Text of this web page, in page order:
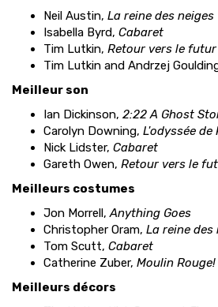
Neil Austin, La reine des neiges
Isabella Byrd, Cabaret
Tim Lutkin, Retour vers le futur
Tim Lutkin and Andrzej
Meilleur son
Ian Dickinson, 2:22 A Ghost
Carolyn Downing, L'odyssée de
Nick Lidster, Cabaret
Gareth Owen, Retour vers le
Meilleurs costumes
Jon Morrell,Anything Goes
Christopher Oram, La reine des
Tom Scutt, Cabaret
Catherine Zuber, Moulin
Meilleurs décors